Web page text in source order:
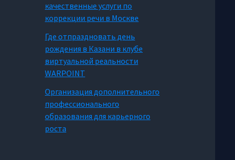
качественные услуги по
коррекции речи в Москве
Где отпраздновать день
рождения в Казани в клубе
виртуальной реальности
WARPOINT
Организация дополнительного
профессионального
образования для карьерного
роста